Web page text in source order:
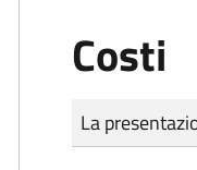
Costi
Tipo di
Importo
La